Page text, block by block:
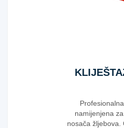
namijenjena
nosača žljebova.